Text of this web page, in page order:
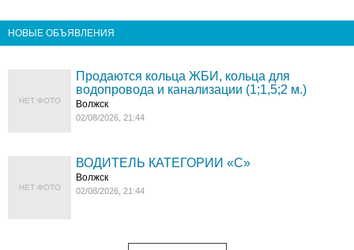
НОВЫЕ ОБЪЯВЛЕНИЯ
НЕТ ФОТО
Продаются кольца ЖБИ, кольца для
водопровода и канализации (1;1,5;2 м.)
Волжск
02/08/2026, 21:44
НЕТ ФОТО
ВОДИТЕЛЬ КАТЕГОРИИ «C»
Волжск
02/08/2026, 21:44